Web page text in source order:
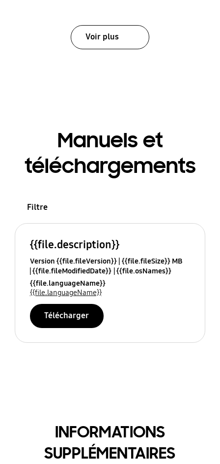
Voir plus
Manuels et
téléchargements
Filtre
{{file.description}}
Version {{file.fileVersion}} {{file.fileSize}} MB
{{file.fileModifiedDate}} {{file.osNames}}
{{file.languageName}}
{{file.languageName}}
Télécharger
INFORMATIONS
SUPPLÉMENTAIRES